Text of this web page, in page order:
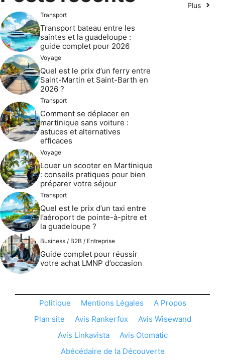
Plus
Transport
Transport bateau entre les
saintes et la guadeloupe :
guide complet pour 2026
Voyage
Quel est le prix d’un ferry entre
Saint-Martin et Saint-Barth en
2026 ?
Transport
Comment se déplacer en
martinique sans voiture :
astuces et alternatives
efficaces
Voyage
Louer un scooter en Martinique
: conseils pratiques pour bien
préparer votre séjour
Transport
Quel est le prix d’un taxi entre
l’aéroport de pointe-à-pitre et
la guadeloupe ?
Business / B2B / Entreprise
Guide complet pour réussir
votre achat LMNP d’occasion
Politique Mentions Légales
A Propos
Plan site
Avis Rankerfox
Avis Wisewand
Avis Linkavista
Avis Otomatic
Abécédaire de la Découverte